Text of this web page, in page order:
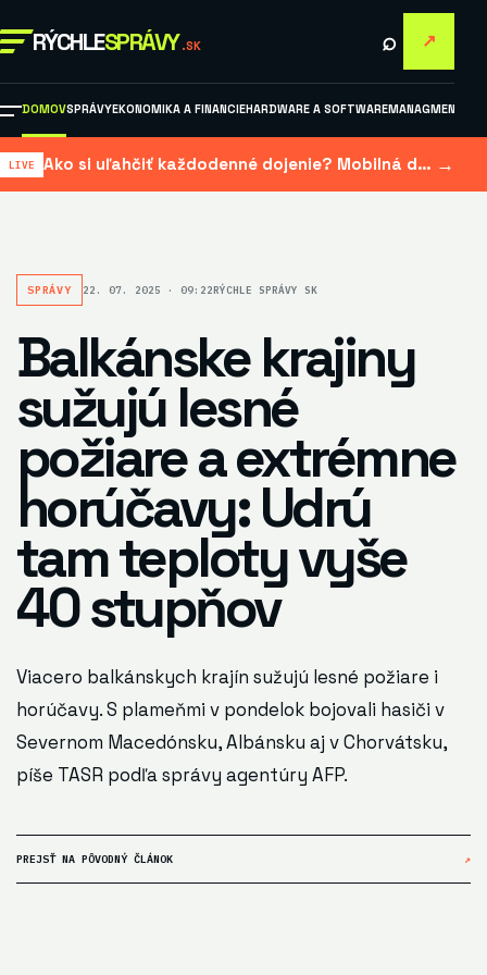
RÝCHLESPRÁVY .SK ⌕ ↗
DOMOVSPRÁVYEKONOMIKA A FINANCIEHARDWARE A SOFTWAREMANAGMENT A
Ako si uľahčiť každodenné dojenie? Mobilná dojačka šetrí čas aj námahu →
SPRÁVY 22. 07. 2025 · 09:22RÝCHLE SPRÁVY SK
Balkánske krajiny
sužujú lesné
požiare a extrémne
horúčavy: Udrú
tam teploty vyše
40 stupňov
Viacero balkánskych krajín sužujú lesné požiare i
horúčavy. S plameňmi v pondelok bojovali hasiči v
Severnom Macedónsku, Albánsku aj v Chorvátsku,
píše TASR podľa správy agentúry AFP.
PREJSŤ NA PÔVODNÝ ČLÁNOK ↗